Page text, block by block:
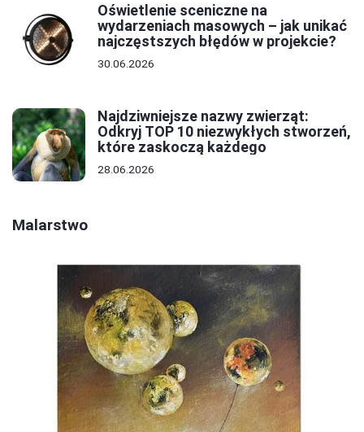
Oświetlenie sceniczne na
wydarzeniach masowych – jak unikać
najczęstszych błędów w projekcie?
30.06.2026
Najdziwniejsze nazwy zwierząt:
Odkryj TOP 10 niezwykłych stworzeń,
które zaskoczą każdego
28.06.2026
Malarstwo